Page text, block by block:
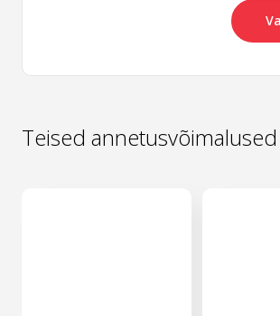
Teised annetusvõimalused